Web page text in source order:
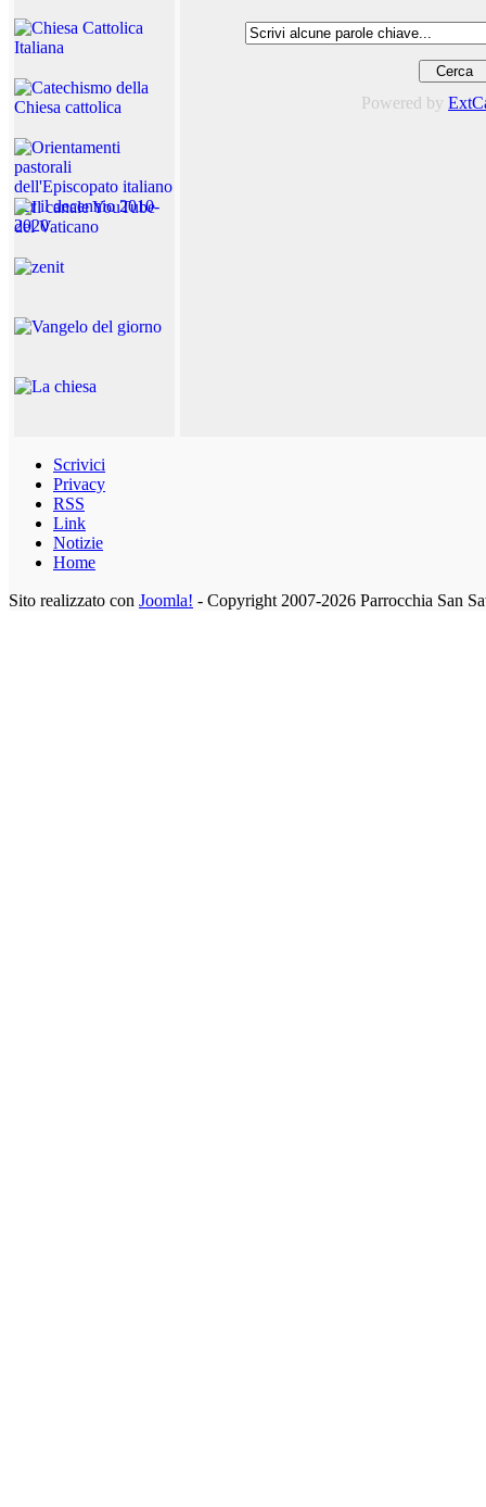
Powered by
Scrivici
Privacy
RSS
Link
Notizie
Home
Sito realizzato con Joomla! - Copyright 2007-2026 Parrocchia San